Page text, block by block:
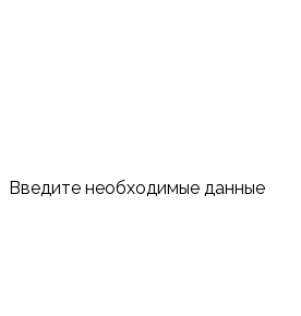
Введите необходимые данные